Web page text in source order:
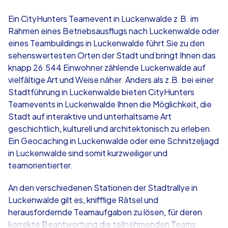
€49,99
iPad Tour
Luckenwalde
1,5-3,0 h 15-1,000
ab €49,99
Krimi iPad
Luckenwalde
Ein CityHunters Teamevent in Luckenwalde z.B. im
Rahmen eines Betriebsausflugs nach Luckenwalde oder
eines Teambuildings in Luckenwalde führt Sie zu den
sehenswertesten Orten der Stadt und bringt Ihnen das
knapp 26.544 Einwohner zählende Luckenwalde auf
vielfältige Art und Weise näher. Anders als z.B. bei einer
Stadtführung in Luckenwalde bieten CityHunters
Teamevents in Luckenwalde Ihnen die Möglichkeit, die
Stadt auf interaktive und unterhaltsame Art
geschichtlich, kulturell und architektonisch zu erleben.
Ein Geocaching in Luckenwalde oder eine Schnitzeljagd
in Luckenwalde sind somit kurzweiliger und
teamorientierter.
An den verschiedenen Stationen der Stadtrallye in
Luckenwalde gilt es, knifflige Rätsel und
herausfordernde Teamaufgaben zu lösen, für deren
korrekte Beantwortung die teilnehmenden Teams